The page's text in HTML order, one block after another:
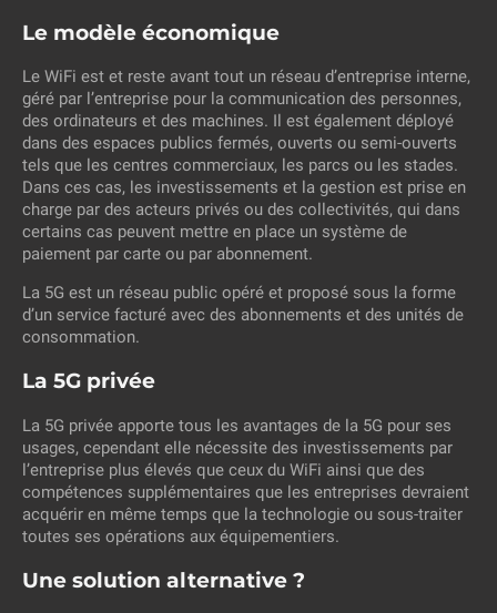
Le modèle économique
Le WiFi est et reste avant tout un réseau d’entreprise interne,
géré par l’entreprise pour la communication des personnes,
des ordinateurs et des machines. Il est également déployé
dans des espaces publics fermés, ouverts ou semi-ouverts
tels que les centres commerciaux, les parcs ou les stades.
Dans ces cas, les investissements et la gestion est prise en
charge par des acteurs privés ou des collectivités, qui dans
certains cas peuvent mettre en place un système de
paiement par carte ou par abonnement.
La 5G est un réseau public opéré et proposé sous la forme
d’un service facturé avec des abonnements et des unités de
consommation.
La 5G privée
La 5G privée apporte tous les avantages de la 5G pour ses
usages, cependant elle nécessite des investissements par
l’entreprise plus élevés que ceux du WiFi ainsi que des
compétences supplémentaires que les entreprises devraient
acquérir en même temps que la technologie ou sous-traiter
toutes ses opérations aux équipementiers.
Une solution alternative ?